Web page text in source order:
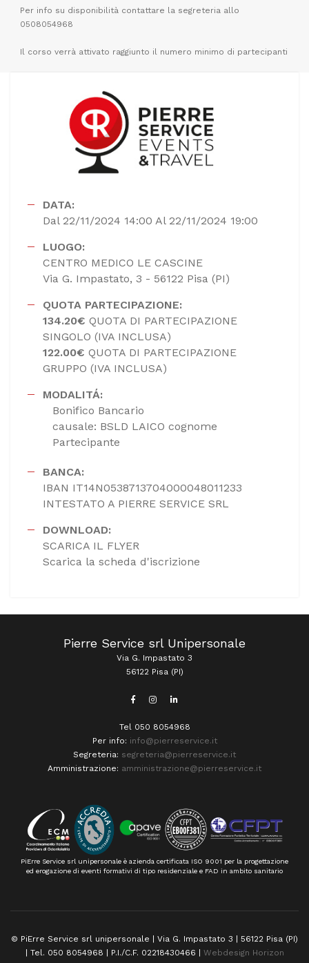
Per info su disponibilità contattare la segreteria allo
0508054968
Il corso verrà attivato raggiunto il numero minimo di partecipanti
DATA:
Dal 22/11/2024 14:00 Al 22/11/2024 19:00
LUOGO:
CENTRO MEDICO LE CASCINE
Via G. Impastato, 3 - 56122 Pisa (PI)
QUOTA PARTECIPAZIONE:
134.20€ QUOTA DI PARTECIPAZIONE
SINGOLO (IVA INCLUSA)
122.00€ QUOTA DI PARTECIPAZIONE
GRUPPO (IVA INCLUSA)
MODALITÁ:
Bonifico Bancario
causale: BSLD LAICO cognome
Partecipante
BANCA:
IBAN IT14N0538713704000048011233
INTESTATO A PIERRE SERVICE SRL
DOWNLOAD:
SCARICA IL FLYER
Scarica la scheda d'iscrizione
Pierre Service srl Unipersonale
Via G. Impastato 3
56122 Pisa (PI)
Tel 050 8054968
Per info: info@pierreservice.it
Segreteria: segreteria@pierreservice.it
Amministrazione: amministrazione@pierreservice.it
PiErre Service srl unipersonale è azienda certificata ISO 9001 per la progettazione
ed erogazione di eventi formativi di tipo residenziale e FAD in ambito sanitario
© PiErre Service srl unipersonale | Via G. Impastato 3 | 56122 Pisa (PI)
| Tel. 050 8054968 | P.I./C.F. 02218430466 | Webdesign Horizon